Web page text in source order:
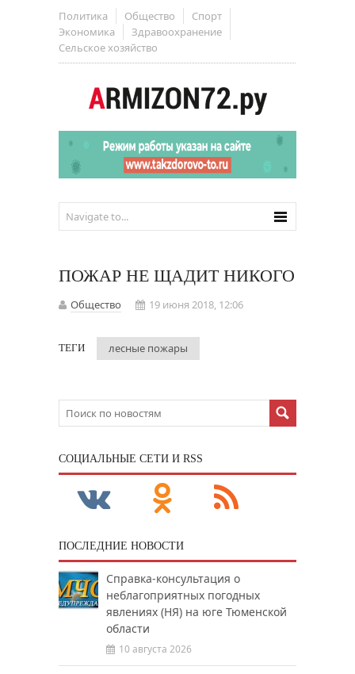
Политика Общество
Спорт
Экономика
Здравоохранение
Сельское хозяйство
ПОЖАР НЕ ЩАДИТ НИКОГО
Общество 19 июня 2018, 12:06
ТЕГИ лесные пожары
CОЦИАЛЬНЫЕ СЕТИ И RSS
ПОСЛЕДНИЕ НОВОСТИ
Справка-консультация о
неблагоприятных погодных
явлениях (НЯ) на юге Тюменской
области
10 августа 2026